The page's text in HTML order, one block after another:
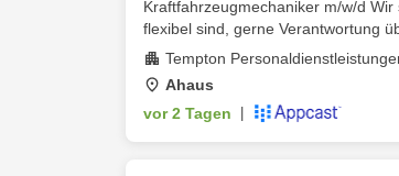
Kraftfahrzeugmechaniker m/w/d
flexibel sind, gerne Verantwortung
Tempton
Ahaus
vor 2 Tagen